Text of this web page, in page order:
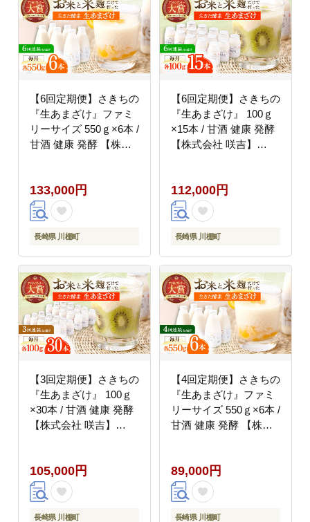
【6回定期便】さきちの
『生あまざけ』ファミ
リーサイズ 550ｇ×6本 /
甘酒 健康 発酵 【株式
133,000円
長崎県 川棚町
【6回定期便】さきちの
『生あまざけ』 100ｇ
×15本 / 甘酒 健康 発酵
【株式会社 咲吉】
112,000円
長崎県 川棚町
【3回定期便】さきちの
『生あまざけ』 100ｇ
×30本 / 甘酒 健康 発酵
【株式会社 咲吉】
105,000円
長崎県 川棚町
【4回定期便】さきちの
『生あまざけ』ファミ
リーサイズ 550ｇ×6本 /
甘酒 健康 発酵 【株式
89,000円
長崎県 川棚町